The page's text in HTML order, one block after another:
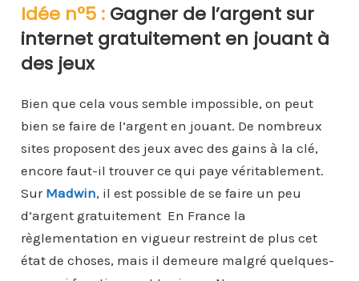
Idée n°5 :Gagner de l’argent sur
internet gratuitement en jouant à
des jeux
Bien que cela vous semble impossible, on peut
bien se faire de l’argent en jouant. De nombreux
sites proposent des jeux avec des gains à la clé,
encore faut-il trouver ce qui paye véritablement.
Sur Madwin, il est possible de se faire un peu
d’argent gratuitement En France la
règlementation en vigueur restreint de plus cet
état de choses, mais il demeure malgré quelques-